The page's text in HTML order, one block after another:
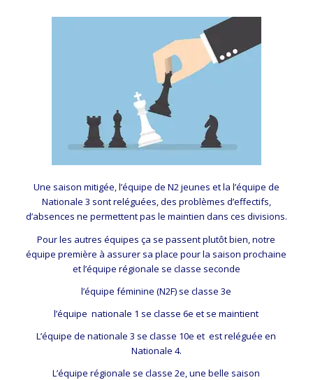
Une saison mitigée, l’équipe de N2 jeunes et la l’équipe de
Nationale 3 sont reléguées, des problèmes d’effectifs,
d’absences ne permettent pas le maintien dans ces divisions.
Pour les autres équipes ça se passent plutôt bien, notre
équipe première à assurer sa place pour la saison prochaine
et l’équipe régionale se classe seconde
l’équipe féminine (N2F) se classe 3e
l’équipe nationale 1 se classe 6e et se maintient
L’équipe de nationale 3 se classe 10e et est reléguée en
Nationale 4.
L’équipe régionale se classe 2e, une belle saison